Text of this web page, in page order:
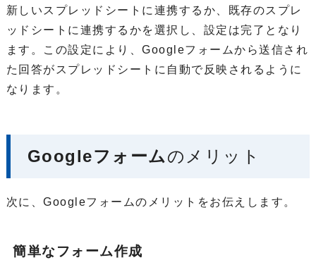
新しいスプレッドシートに連携するか、既存のスプレ
ッドシートに連携するかを選択し、設定は完了となり
ます。この設定により、Googleフォームから送信され
た回答がスプレッドシートに自動で反映されるように
なります。
Googleフォームのメリット
次に、Googleフォームのメリットをお伝えします。
簡単なフォーム作成